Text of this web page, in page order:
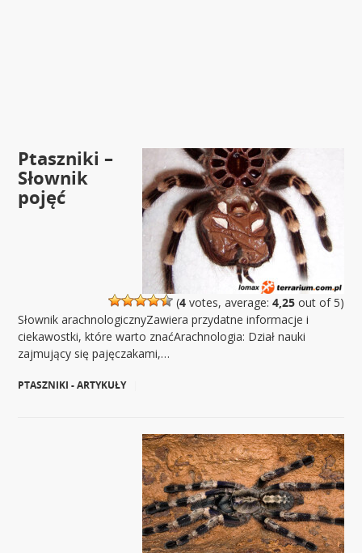
(4votes, average: 4,25out of 5)
Ptaszniki –
Słownik
pojęć
Słownik arachnologicznyZawiera przydatne informacje i
ciekawostki, które warto znaćArachnologia: Dział nauki
zajmujący się pajęczakami,…
PTASZNIKI - ARTYKUŁY